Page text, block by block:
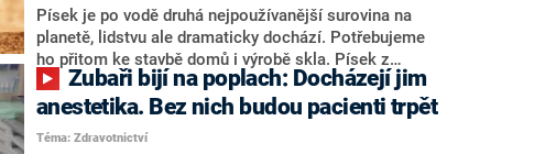
Písek je po vodě druhá nejpoužívanější surovina na
planetě, lidstvu ale dramaticky dochází. Potřebujeme
ho přitom ke stavbě domů i výrobě skla. Písek z
pouští nám při průmyslovém zpracování nepomůže.
Ve světě už podle listu Popular Mechanics řádí
„pískové gangy“, které vzácnou surovinu ilegálně těží.
anestetika. Bez nich budou pacienti trpět
Téma: Zdravotnictví